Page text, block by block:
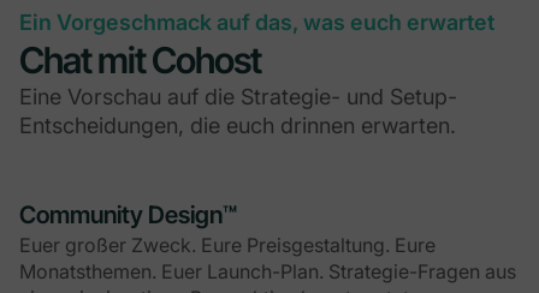
Ein Vorgeschmack auf das, was euch erwartet
Chat mit Cohost
Eine Vorschau auf die Strategie- und Setup-
Entscheidungen, die euch drinnen erwarten.
Community Design™
Euer großer Zweck. Eure Preisgestaltung. Eure
Monatsthemen. Euer Launch-Plan. Strategie-Fragen aus